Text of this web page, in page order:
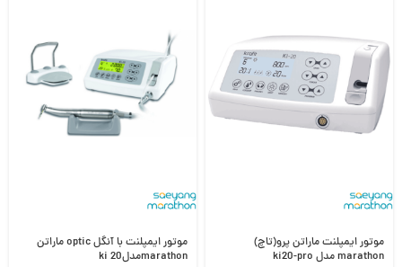
موتور ایمپلنت ماراتن پرو(تاچ)
marathon مدل ki20-pro
موتور ایمپلنت با آنگل optic ماراتن
marathonمدلki 20